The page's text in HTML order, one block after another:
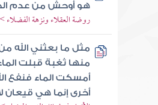
هو أوحش من عدم
روضة العقلاء ونزهة
مثل ما بعثني الله
منها ثغبة قبلت
أمسكت الماء فنفع
أخرى إنما هي قيعان